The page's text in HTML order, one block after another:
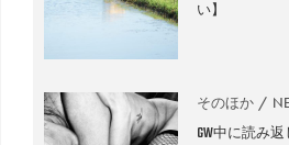
い】
そのほか
GW中に読み